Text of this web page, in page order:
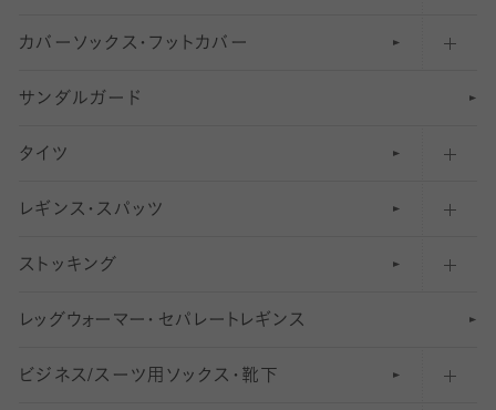
五本指ソックス・靴下
足袋ソックス・靴下
無地・プレーンソックス・靴下
柄ソックス・靴下
スニーカー（くるぶし）用ソックス
アンクル・ショートソックス（くるぶし上）
クルーソックス（ふくらはぎ下）
カバーソックス・フットカバー
フットカバー・カバーソックス（深め）
フットカバー・カバーソックス（ふつう）
フットカバー・カバーソックス（浅め）
サンダルガード
タイツ
30デニール以下のタイツ（薄手タイツ）
31〜40デニールタイツ
41〜60デニールタイツ
61〜80デニールタイツ
レギンス・スパッツ
柄レギンス
無地レギンス
レギンスパンツ（レギパン）
ストッキング
伝線しにくいストッキング
ショートストッキング
レッ グ ウォー マー ・ セパレー ト レ ギンス
ビジネス/スーツ用 ソックス・靴下